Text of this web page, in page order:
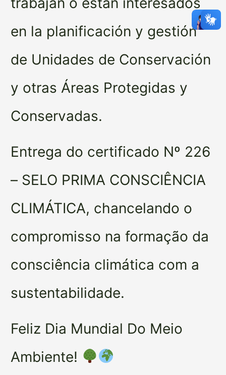
en la planificación y gestión
de Unidades de Conservación
y otras Áreas Protegidas y
Conservadas.
Entrega do certificado Nº 226
– SELO PRIMA CONSCIÊNCIA
CLIMÁTICA, chancelando o
compromisso na formação da
consciência climática com a
sustentabilidade.
Feliz Dia Mundial Do Meio
Ambiente!